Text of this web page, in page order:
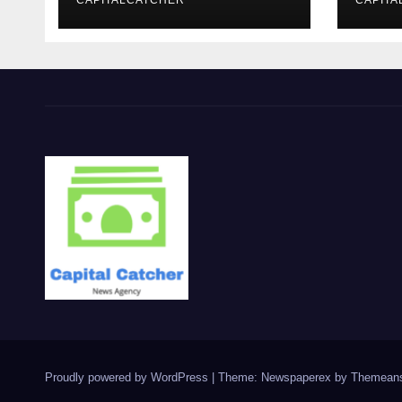
Proudly powered by WordPress Theme: Newspaperex by